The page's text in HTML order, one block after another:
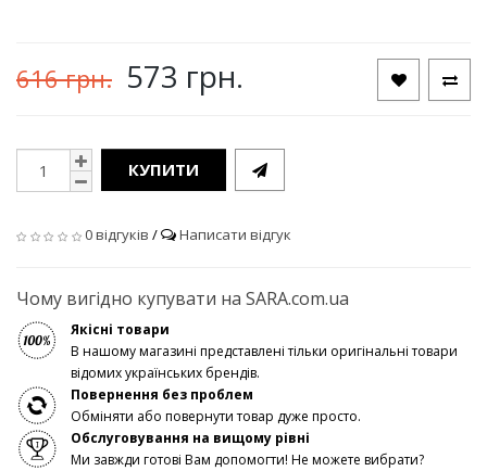
616 грн. 573 грн.
КУПИТИ
0 відгуків / Написати відгук
Чому вигідно купувати на SARA.com.ua
Якісні товари
В нашому магазині представлені тільки оригінальні товари
відомих українських брендів.
Повернення без проблем
Обміняти або повернути товар дуже просто.
Обслуговування на вищому рівні
Ми завжди готові Вам допомогти! Не можете вибрати?